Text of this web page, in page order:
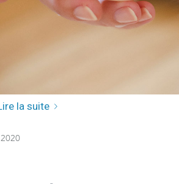
la suite